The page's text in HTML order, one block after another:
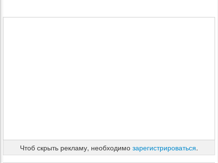
Чтоб скрыть рекламу, необходимо зарегистрироваться.